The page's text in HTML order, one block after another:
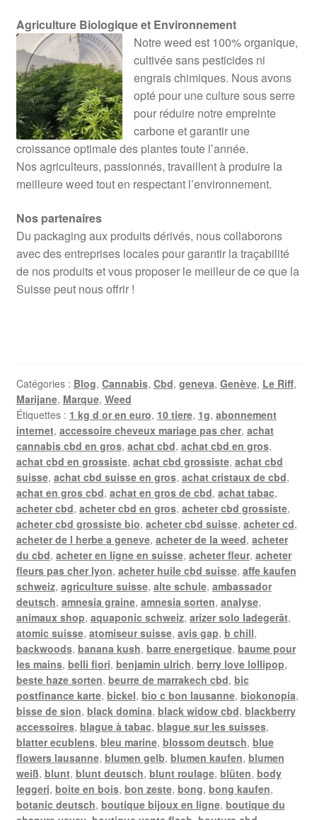
Agriculture Biologique et Environnement
Notre weed est 100% organique,
cultivée sans pesticides ni
engrais chimiques. Nous avons
opté pour une culture sous serre
pour réduire notre empreinte
carbone et garantir une
croissance optimale des plantes toute l’année.
Nos agriculteurs, passionnés, travaillent à produire la
meilleure weed tout en respectant l’environnement.
Nos partenaires
Du packaging aux produits dérivés, nous collaborons
avec des entreprises locales pour garantir la traçabilité
de nos produits et vous proposer le meilleur de ce que la
Suisse peut nous offrir !
Catégories : Blog, Cannabis, Cbd, geneva, Genève, Le Riff,
Marijane, Marque, Weed
Étiquettes : 1 kg d or en euro, 10 tiere, 1g, abonnement
internet, accessoire cheveux mariage pas cher, achat
cannabis cbd en gros, achat cbd, achat cbd en gros,
achat cbd en grossiste, achat cbd grossiste, achat cbd
suisse, achat cbd suisse en gros, achat cristaux de cbd,
achat en gros cbd, achat en gros de cbd, achat tabac,
acheter cbd, acheter cbd en gros, acheter cbd grossiste,
acheter cbd grossiste bio, acheter cbd suisse, acheter cd,
acheter de l herbe a geneve, acheter de la weed, acheter
du cbd, acheter en ligne en suisse, acheter fleur, acheter
fleurs pas cher lyon, acheter huile cbd suisse, affe kaufen
schweiz, agriculture suisse, alte schule, ambassador
deutsch, amnesia graine, amnesia sorten, analyse,
animaux shop, aquaponic schweiz, arizer solo ladegerät,
atomic suisse, atomiseur suisse, avis gap, b chill,
backwoods, banana kush, barre energetique, baume pour
les mains, belli fiori, benjamin ulrich, berry love lollipop,
beste haze sorten, beurre de marrakech cbd, bic
postfinance karte, bickel, bio c bon lausanne, biokonopia,
bisse de sion, black domina, black widow cbd, blackberry
accessoires, blague à tabac, blague sur les suisses,
blatter ecublens, bleu marine, blossom deutsch, blue
flowers lausanne, blumen gelb, blumen kaufen, blumen
weiß, blunt, blunt deutsch, blunt roulage, blüten, body
leggeri, boite en bois, bon zeste, bong, bong kaufen,
botanic deutsch, boutique bijoux en ligne, boutique du